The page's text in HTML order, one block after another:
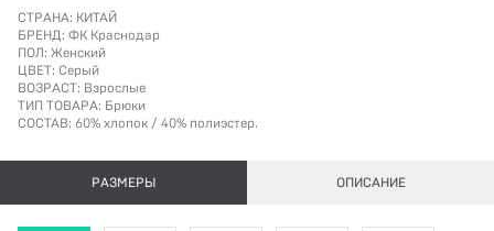
СТРАНА: КИТАЙ
БРЕНД: ФК Краснодар
ПОЛ: Женский
ЦВЕТ: Серый
ВОЗРАСТ: Взрослые
ТИП ТОВАРА: Брюки
СОСТАВ: 60% хлопок / 40% полиэстер.
РАЗМЕРЫ ОПИСАНИЕ